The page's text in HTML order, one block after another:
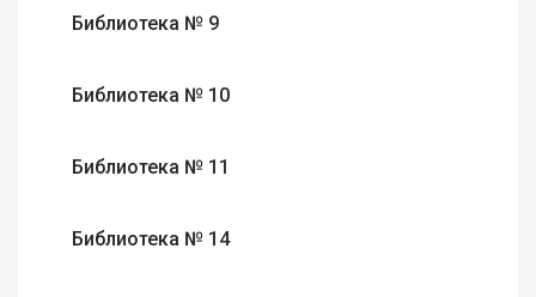
Библиотека № 9
Библиотека № 10
Библиотека № 11
Библиотека № 14